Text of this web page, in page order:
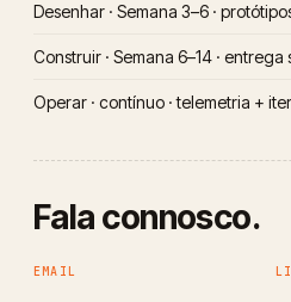
Desenhar · Semana 3–6 ·
Construir · Semana 6–14 · entrega
Operar · contínuo · telemetria +
Fala connosco.
EMAIL